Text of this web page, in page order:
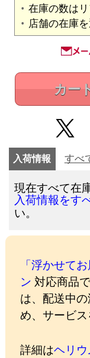
在庫の数は
店舗の在庫
カー
入荷情報 すべ
現在すべて在
入荷情報をす
い。
「浮かせて
ン 対応商品
は、配送中
め、サービス
詳細はヘリ